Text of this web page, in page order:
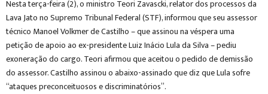
Nesta terça-feira (2), o ministro Teori Zavascki, relator dos processos da
Lava Jato no Supremo Tribunal Federal (STF), informou que seu assessor
técnico Manoel Volkmer de Castilho – que assinou na véspera uma
petição de apoio ao ex-presidente Luiz Inácio Lula da Silva – pediu
exoneração do cargo. Teori afirmou que aceitou o pedido de demissão
do assessor. Castilho assinou o abaixo-assinado que diz que Lula sofre
“ataques preconceituosos e discriminatórios”.